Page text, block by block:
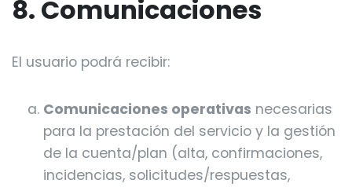
8. Comunicaciones
El usuario podrá recibir:
Comunicaciones operativas necesarias
para la prestación del servicio y la gestión
de la cuenta/plan (alta, confirmaciones,
incidencias, solicitudes/respuestas,